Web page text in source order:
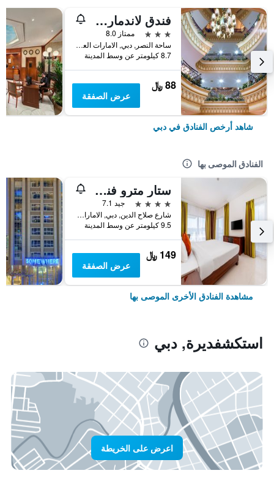
فندق لاندمارك بلازا
3 نجوم
ممتاز 8.0
ساحة النصر, دبي, الامارات العربية المتحدة
8.7 كيلومتر عن وسط المدينة
88 ﷼
عرض الصفقة
شاهد أرخص الفنادق في دبي
الفنادق الموصى بها
ستار مترو فندق ديرة دبي
4 نجوم
جيد 7.1
شارع صلاح الدين, دبي, الامارات العربية المتحدة
9.5 كيلومتر عن وسط المدينة
149 ﷼
عرض الصفقة
مشاهدة الفنادق الأخرى الموصى بها
استكشفديرة, دبي
اعرض على الخريطة